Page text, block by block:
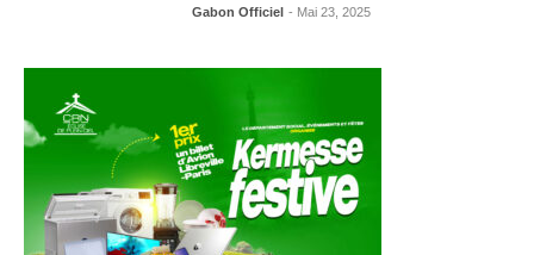
Gabon Officiel - Mai 23, 2025